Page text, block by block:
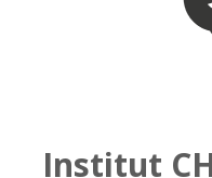
Institut